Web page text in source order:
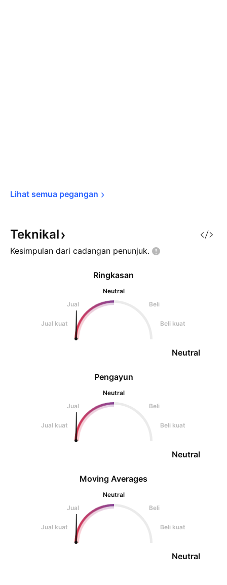
Lihat semua pegangan
Teknikal
Kesimpulan dari cadangan penunjuk.
Pengayun
Neutral
Jual
Beli
Jual kuat Beli kuat
Neutral
Ringkasan
Neutral
Jual
Beli
Jual kuat Beli kuat
Neutral
Moving Averages
Neutral
Jual
Beli
Jual kuat Beli kuat
Neutral